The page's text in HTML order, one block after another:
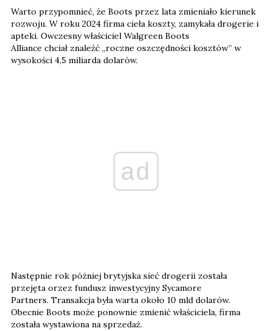
Warto przypomnieć, że Boots przez lata zmieniało kierunek
rozwoju. W roku 2024 firma cieła koszty, zamykała drogerie i
apteki. Owczesny właściciel Walgreen Boots
Alliance chciał znaleźć „roczne oszczędności kosztów” w
wysokości 4,5 miliarda dolarów.
ad
Następnie rok póżniej brytyjska sieć drogerii została
przejęta orzez fundusz inwestycyjny Sycamore
Partners. Transakcja była warta około 10 mld dolarów.
Obecnie Boots może ponownie zmienić właściciela, firma
została wystawiona na sprzedaż.